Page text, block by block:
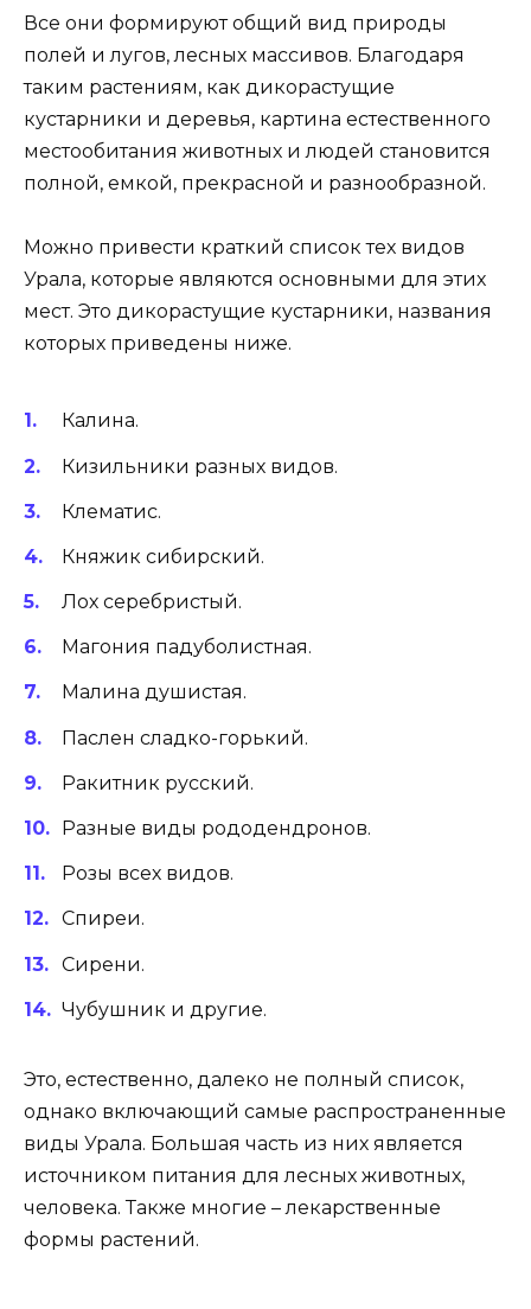
Все они формируют общий вид природы
полей и лугов, лесных массивов. Благодаря
таким растениям, как дикорастущие
кустарники и деревья, картина естественного
местообитания животных и людей становится
полной, емкой, прекрасной и разнообразной.
Можно привести краткий список тех видов
Урала, которые являются основными для этих
мест. Это дикорастущие кустарники, названия
которых приведены ниже.
Калина.
Кизильники разных видов.
Клематис.
Княжик сибирский.
Лох серебристый.
Магония падуболистная.
Малина душистая.
Паслен сладко-горький.
Ракитник русский.
Разные виды рододендронов.
Розы всех видов.
Спиреи.
Сирени.
Чубушник и другие.
Это, естественно, далеко не полный список,
однако включающий самые распространенные
виды Урала. Большая часть из них является
источником питания для лесных животных,
человека. Также многие – лекарственные
формы растений.